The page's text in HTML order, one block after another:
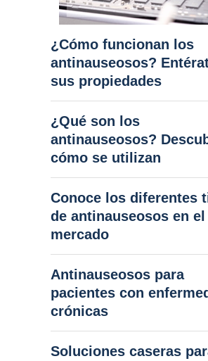
¿Cómo funcionan los
antinauseosos?
sus propiedades
¿Qué son los
antinauseosos?
cómo se utilizan
Conoce los diferentes
de antinauseosos en el
mercado
Antinauseosos para
pacientes con
crónicas
Soluciones caseras